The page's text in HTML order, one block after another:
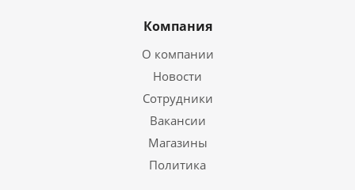
Компания
О компании
Новости
Сотрудники
Вакансии
Магазины
Политика